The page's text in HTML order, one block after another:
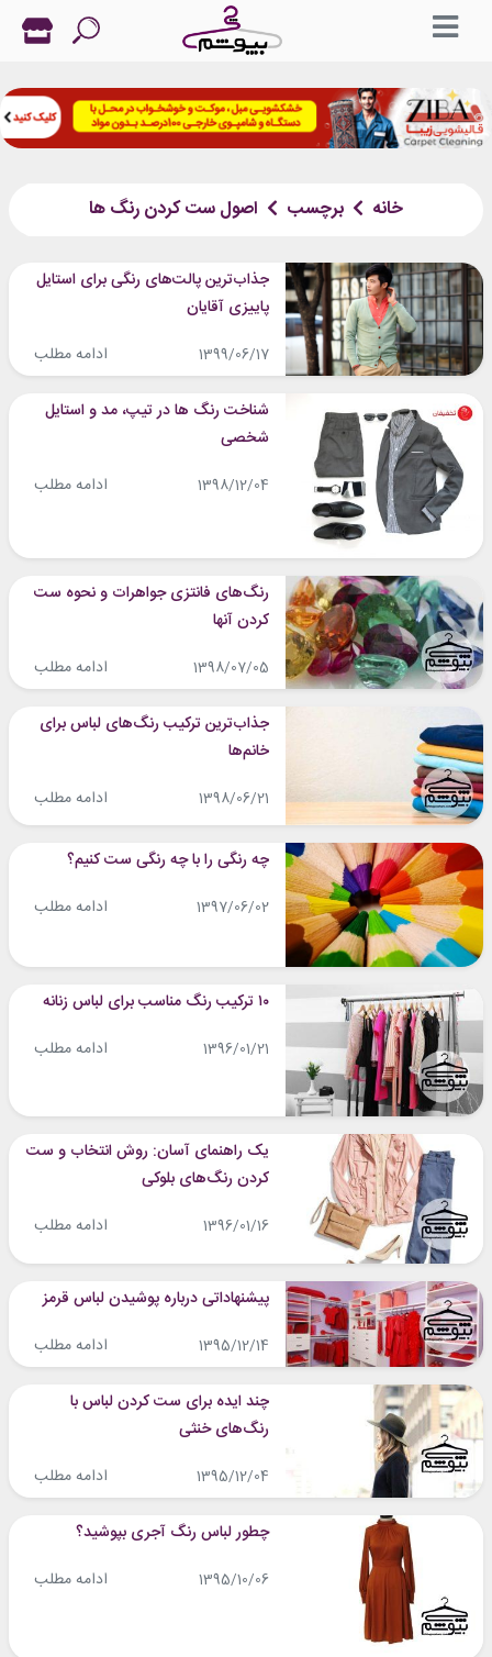
خانه برچسب اصول ست کردن رنگ ها
جذاب‌ترین پالت‌های رنگی برای استایل
پاییزی آقایان
1399/06/17 ادامه مطلب
شناخت رنگ ها در تیپ، مد و استایل
شخصی
1398/12/04 ادامه مطلب
رنگ‎های فانتزی جواهرات و نحوه ست
کردن آنها
1398/07/05 ادامه مطلب
جذاب‌ترین ترکیب رنگ‌های لباس برای
خانم‌ها
1398/06/21 ادامه مطلب
چه رنگی را با چه رنگی ست کنیم؟
1397/06/02 ادامه مطلب
۱۰ ترکیب رنگ مناسب برای لباس زنانه
1396/01/21 ادامه مطلب
یک راهنمای آسان: روش انتخاب و ست
کردن رنگ‌های بلوکی
1396/01/16 ادامه مطلب
پیشنهاداتی درباره پوشیدن لباس قرمز
1395/12/14 ادامه مطلب
چند ایده برای ست کردن لباس‌ با
رنگ‌های خنثی
1395/12/04 ادامه مطلب
چطور لباس رنگ آجری بپوشید؟
1395/10/06 ادامه مطلب